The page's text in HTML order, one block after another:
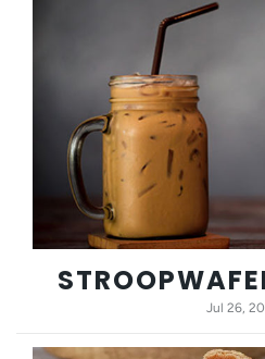
Jul 26,